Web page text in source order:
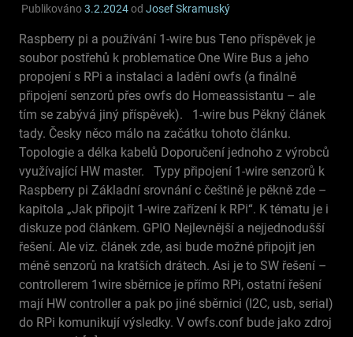
Publikováno3.2.2024od Josef Skramuský
Raspberry pi a používání 1-wire bus Teno příspěvek je
soubor postřehů k problematice One Wire Bus a jeho
propojení s RPi a instalaci a ladění owfs (a finálně
připojení senzorů přes owfs do Homeassistantu – ale
tím se zabývá jiný příspěvek). 1-wire bus Pěkný článek
tady. Česky něco málo na začátku tohoto článku.
Topologie a délka kabelů Doporučení jednoho z výrobců
využívající HW master. Typy připojení 1-wire senzorů k
Raspberry pi Základní srovnání c češtině je pěkně zde –
kapitola „Jak připojit 1-wire zařízení k RPi“. K tématu je i
diskuze pod článkem. GPIO Nejlevnější a nejjednodušší
řešení. Ale viz. článek zde, asi bude možné připojit jen
méně senzorů na kratších drátech. Asi je to SW řešení –
controllerem 1wire sběrnice je přímo RPi, ostatní řešení
mají HW controller a pak po jiné sběrnici (I2C, usb, serial)
do RPi komunikují výsledky. V owfs.conf bude jako zdroj